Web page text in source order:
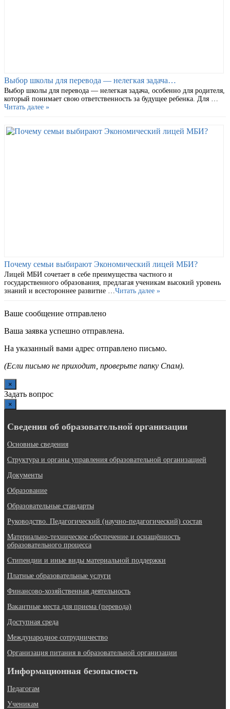
Выбор школы для перевода — нелегкая задача…
Выбор школы для перевода — нелегкая задача, особенно для родителя,
который понимает свою ответственность за будущее ребенка. Для …
Читать далее »
Почему семьи выбирают Экономический лицей МБИ?
Лицей МБИ сочетает в себе преимущества частного и
государственного образования, предлагая ученикам высокий уровень
знаний и всестороннее развитие … Читать далее »
Ваше сообщение отправлено
Ваша заявка успешно отправлена.
На указанный вами адрес отправлено письмо.
(Если письмо не приходит, проверьте папку Спам).
×
Задать вопрос
×
Сведения об образовательной организации
Основные сведения
Структура и органы управления образовательной организацией
Документы
Образование
Образовательные стандарты
Руководство. Педагогический (научно-педагогический) состав
Материально-техническое обеспечение и оснащённость
образовательного процесса
Стипендии и иные виды материальной поддержки
Платные образовательные услуги
Финансово-хозяйственная деятельность
Вакантные места для приема (перевода)
Доступная среда
Международное сотрудничество
Организация питания в образовательной организации
Информационная безопасность
Педагогам
Ученикам